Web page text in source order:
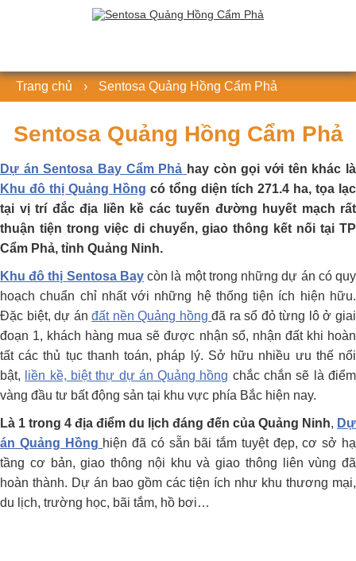
Trang chủ › Sentosa Quảng Hồng Cẩm Phả
Sentosa Quảng Hồng Cẩm Phả
Dự án Sentosa Bay Cẩm Phả hay còn gọi với tên khác là
Khu đô thị Quảng Hồng có tổng diện tích 271.4 ha, tọa lạc
tại vị trí đắc địa liền kề các tuyến đường huyết mạch rất
thuận tiện trong việc di chuyển, giao thông kết nối tại TP
Cẩm Phả, tỉnh Quảng Ninh.
Khu đô thị Sentosa Baycòn là một trong những dự án có quy
hoạch chuẩn chỉ nhất với những hệ thống tiện ích hiện hữu.
Đặc biệt, dự ánđất nền Quảng hồngđã ra sổ đỏ từng lô ở giai
đoạn 1, khách hàng mua sẽ được nhận sổ, nhận đất khi hoàn
tất các thủ tục thanh toán, pháp lý. Sở hữu nhiều ưu thế nổi
bật,
liền kề, biệt thự dự án Quảng hồng chắc chắn sẽ là điểm
vàng đầu tư bất động sản tại khu vực phía Bắc hiện nay.
Là 1 trong 4 địa điểm du lịch đáng đến của Quảng Ninh, Dự
án Quảng Hồng hiện đã có sẵn bãi tắm tuyệt đẹp, cơ sở hạ
tầng cơ bản, giao thông nội khu và giao thông liên vùng đã
hoàn thành. Dự án bao gồm các tiện ích như khu thương mại,
du lịch, trường học, bãi tắm, hồ bơi…